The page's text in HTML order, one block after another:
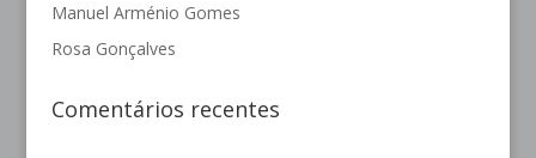
Manuel Arménio Gomes
Rosa Gonçalves
Comentários recentes